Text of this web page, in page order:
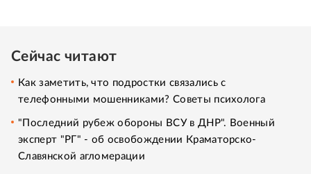
Сейчас читают
Как заметить, что подростки связались с
телефонными мошенниками? Советы психолога
"Последний рубеж обороны ВСУ в ДНР". Военный
эксперт "РГ" - об освобождении Краматорско-
Славянской агломерации